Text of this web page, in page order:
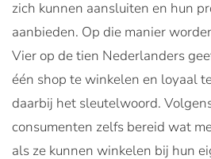
zich kunnen aansluiten en hun
aanbieden. Op die manier
Vier op de tien Nederlanders
één shop te winkelen en loyaal
daarbij het sleutelwoord.
consumenten zelfs bereid wat
als ze kunnen winkelen bij hun